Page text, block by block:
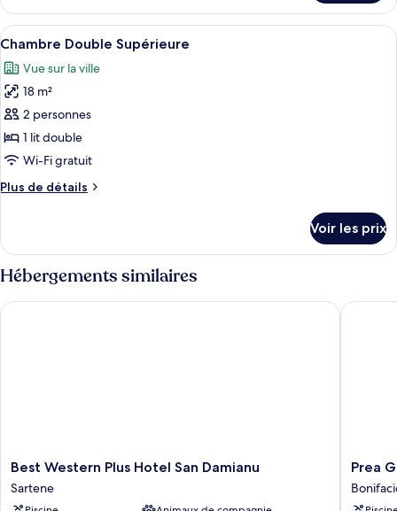
le
type
de
Chambre
Triple
Afficher
toutes
les
photos
pour
ce
type
chambre :
Supérieure
Une chambre à coucher
6
Chambre Double Supérieure
Vue sur la ville
18 m²
2 personnes
1 lit double
Wi-Fi gratuit
Plus de détails
Plus
le
type
de
chambre
Chambre
Voir les prix
Hébergements similaires
Best
Western
Plus
Best Western Plus Hotel San Damianu
Sartene
Best Western Plus Hotel San Damianu
Prea
Gianca
Prea
Prea